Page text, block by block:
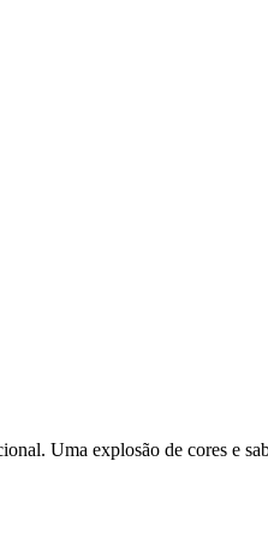
Uma explosão de cores e